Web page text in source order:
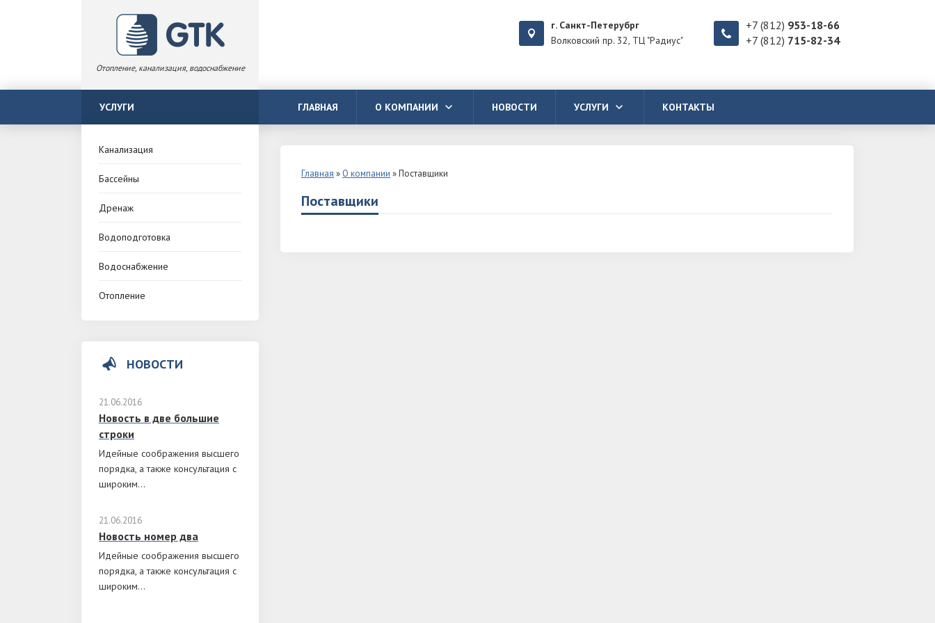
Отопление, канализация, водоснабжение
г. Санкт-Петерубрг
Волковский пр. 32, ТЦ "Радиус"
+7 (812) 953-18-66
+7 (812) 715-82-34
УСЛУГИ ГЛАВНАЯ О КОМПАНИИ НОВОСТИ УСЛУГИ КОНТАКТЫ
Канализация
Бассейны
Дренаж
Водоподготовка
Водоснабжение
Отопление
НОВОСТИ
21.06.2016
Новость в две большие
строки
Идейные соображения высшего
порядка, а также консультация с
широким...
21.06.2016
Новость номер два
Идейные соображения высшего
порядка, а также консультация с
широким...
Главная » О компании »Поставщики
Поставщики